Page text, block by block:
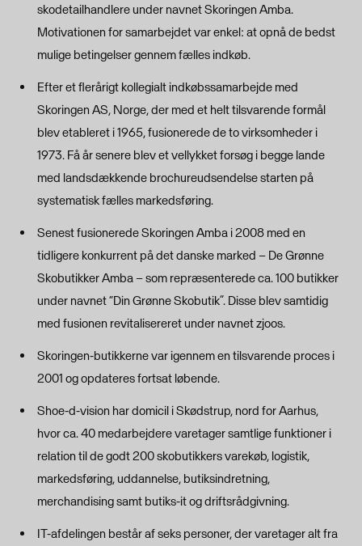
skodetailhandlere under navnet Skoringen Amba.
Motivationen for samarbejdet var enkel: at opnå de bedst
mulige betingelser gennem fælles indkøb.
Efter et flerårigt kollegialt indkøbssamarbejde med
Skoringen AS, Norge, der med et helt tilsvarende formål
blev etableret i 1965, fusionerede de to virksomheder i
1973. Få år senere blev et vellykket forsøg i begge lande
med landsdækkende brochureudsendelse starten på
systematisk fælles markedsføring.
Senest fusionerede Skoringen Amba i 2008 med en
tidligere konkurrent på det danske marked – De Grønne
Skobutikker Amba – som repræsenterede ca. 100 butikker
under navnet “Din Grønne Skobutik”. Disse blev samtidig
med fusionen revitalisereret under navnet zjoos.
Skoringen-butikkerne var igennem en tilsvarende proces i
2001 og opdateres fortsat løbende.
Shoe-d-vision har domicil i Skødstrup, nord for Aarhus,
hvor ca. 40 medarbejdere varetager samtlige funktioner i
relation til de godt 200 skobutikkers varekøb, logistik,
markedsføring, uddannelse, butiksindretning,
merchandising samt butiks-it og driftsrådgivning.
IT-afdelingen består af seks personer, der varetager alt fra